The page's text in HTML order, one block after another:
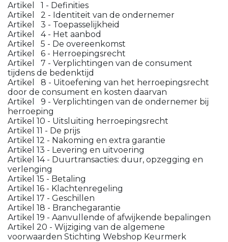
Artikel 1 - Definities
Artikel 2 - Identiteit van de ondernemer
Artikel 3 - Toepasselijkheid
Artikel 4 - Het aanbod
Artikel 5 - De overeenkomst
Artikel 6 - Herroepingsrecht
Artikel 7 - Verplichtingen van de consument
tijdens de bedenktijd
Artikel 8 - Uitoefening van het herroepingsrecht
door de consument en kosten daarvan
Artikel 9 - Verplichtingen van de ondernemer bij
herroeping
Artikel 10 - Uitsluiting herroepingsrecht
Artikel 11 - De prijs
Artikel 12 - Nakoming en extra garantie
Artikel 13 - Levering en uitvoering
Artikel 14 - Duurtransacties: duur, opzegging en
verlenging
Artikel 15 - Betaling
Artikel 16 - Klachtenregeling
Artikel 17 - Geschillen
Artikel 18 - Branchegarantie
Artikel 19 - Aanvullende of afwijkende bepalingen
Artikel 20 - Wijziging van de algemene
voorwaarden Stichting Webshop Keurmerk